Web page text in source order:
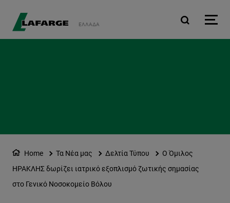
ΕΛΛΆΔΑ
Home Τα Νέα μας Δελτία Τύπου
Ο Όμιλος
ΗΡΑΚΛΗΣ δωρίζει ιατρικό εξοπλισμό ζωτικής σημασίας
στο Γενικό Νοσοκομείο Βόλου